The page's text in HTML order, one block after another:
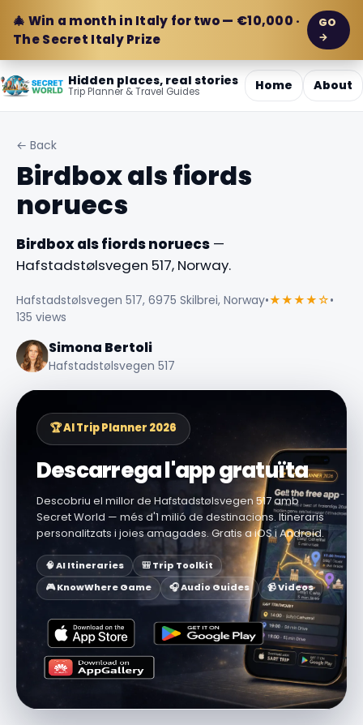
🎄 Win a month in Italy for two — €10,000 ·
The Secret Italy Prize
GO
→
Hidden places, real stories
Trip Planner & Travel Guides Home About
← Back
Birdbox als fiords
noruecs
Birdbox als fiords noruecs —
Hafstadstølsvegen 517, Norway.
Hafstadstølsvegen 517, 6975 Skilbrei, Norway•★★★★☆•
135 views
Simona Bertoli
Hafstadstølsvegen 517
🏆 AI Trip Planner 2026
Descarrega l'app gratuïta
Descobriu el millor de Hafstadstølsvegen 517 amb
Secret World — més d'1 milió de destinacions. Itineraris
personalitzats i joies amagades. Gratis a iOS i Android.
🧠 AI Itineraries
🎒 Trip Toolkit
🎮 KnowWhere Game
🎧 Audio Guides 📹 Videos